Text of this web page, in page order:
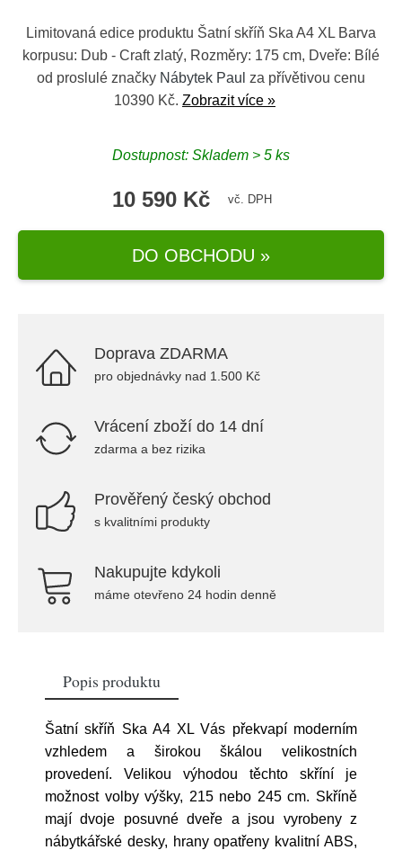
Limitovaná edice produktu Šatní skříň Ska A4 XL Barva
korpusu: Dub - Craft zlatý, Rozměry: 175 cm, Dveře: Bílé
od proslulé značky Nábytek Paul za přívětivou cenu
10390 Kč. Zobrazit více »
Dostupnost: Skladem > 5 ks
10 590 Kč vč. DPH
DO OBCHODU »
Doprava ZDARMA
pro objednávky nad 1.500 Kč
Vrácení zboží do 14 dní
zdarma a bez rizika
Prověřený český obchod
s kvalitními produkty
Nakupujte kdykoli
máme otevřeno 24 hodin denně
Popis produktu
Šatní skříň Ska A4 XL Vás překvapí moderním
vzhledem a širokou škálou velikostních
provedení. Velikou výhodou těchto skříní je
možnost volby výšky, 215 nebo 245 cm. Skříně
mají dvoje posuvné dveře a jsou vyrobeny z
nábytkářské desky, hrany opatřeny kvalitní ABS,